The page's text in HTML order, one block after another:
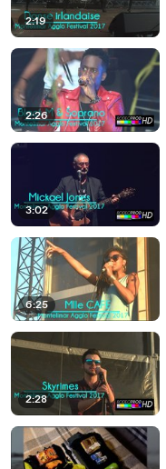
2:19
2:26
3:02
6:25
2:28